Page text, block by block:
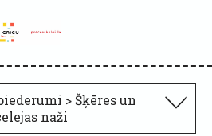
> Šķēres un
naži